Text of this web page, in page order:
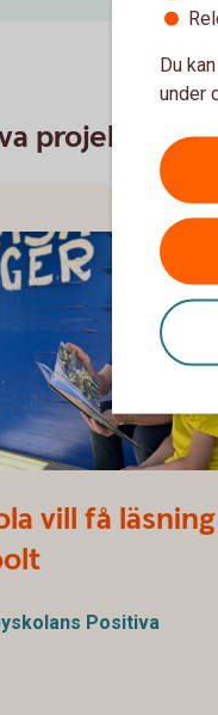
projekt
vill få läsning
Positiva
Du
under